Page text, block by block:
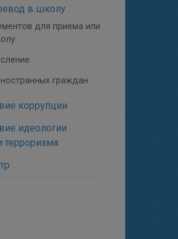
в школу
для приема или
граждан
коррупции
идеологии
терроризма